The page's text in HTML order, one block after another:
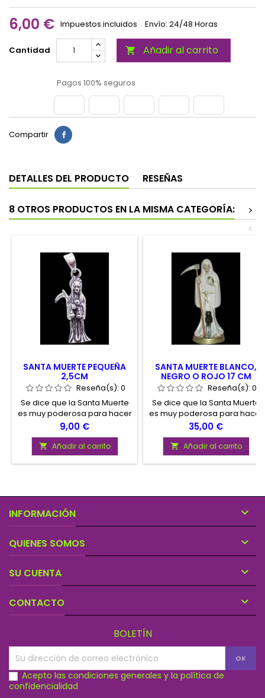
6,00 € Impuestos incluidos Envío: 24/48 Horas
Cantidad  Añadir al carrito
Pagos 100% seguros
Compartir
DETALLES DEL PRODUCTO RESEÑAS
8 OTROS PRODUCTOS EN LA MISMA CATEGORÍA:
>
<
SANTA MUERTE PEQUEÑA
2,5CM
Reseña(s): 0
Se dice que la Santa Muerte
es muy poderosa para hacer
favores a quien sabe
solicitárselos, así quienes las
compran puedan obtener
favores, como son dinero,
prestigio, protección, salud y
las obras, sino la devoción
de sus seguidores.
Precio
9,00 €
 Añadir al carrito
SANTA MUERTE BLANCO,
NEGRO O ROJO 17 CM
Reseña(s): 0
Se dice que la Santa Muerte
es muy poderosa para hacer
favores a quien sabe
solicitárselos, así quienes las
compran puedan obtener
favores, como son dinero,
prestigio, protección, salud y
las obras, sino la devoción
de sus seguidores.
Precio
35,00 €
 Añadir al carrito
INFORMACIÓN 
QUIENES SOMOS 
SU CUENTA 
CONTACTO 
BOLETÍN
Acepto las condiciones generales y la política de
confidencialidad